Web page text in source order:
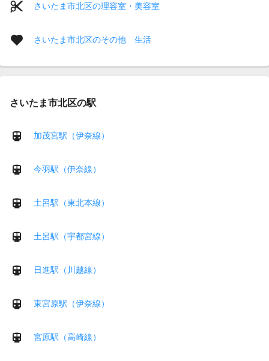
さいたま市北区の理容室・美容室
さいたま市北区のその他 生活
さいたま市北区の駅
加茂宮駅（伊奈線）
今羽駅（伊奈線）
土呂駅（東北本線）
土呂駅（宇都宮線）
日進駅（川越線）
東宮原駅（伊奈線）
宮原駅（高崎線）